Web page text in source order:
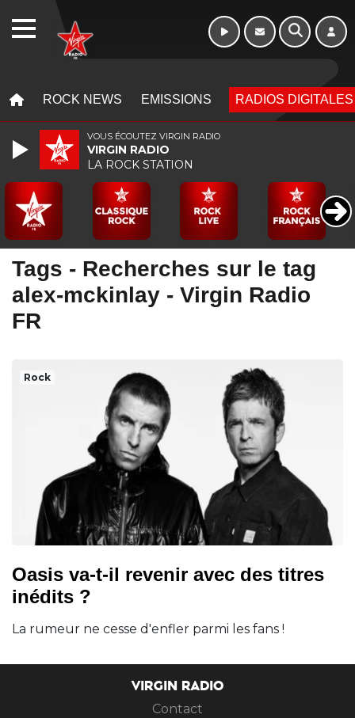
ROCK NEWS EMISSIONS RADIOS DIGITALES
Tags - Recherches sur le tag
alex-mckinlay - Virgin Radio
FR
Rock
Oasis va-t-il revenir avec des titres
inédits ?
La rumeur ne cesse d'enfler parmi les fans !
VIRGIN RADIO
Contact
VOUS ÉCOUTEZ VIRGIN RADIO
VIRGIN RADIO
LA ROCK STATION
WEBRADIO